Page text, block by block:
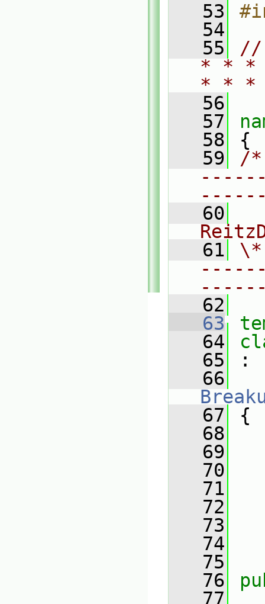
   53
   54
   55
//
* * *
* *
   56
   57
   58
{
   59
/
   60
   61
   62
   63
   64
   65
:
   66
   67
{
   68
   69
   70
   71
   72
   73
   74
   75
   76
   77